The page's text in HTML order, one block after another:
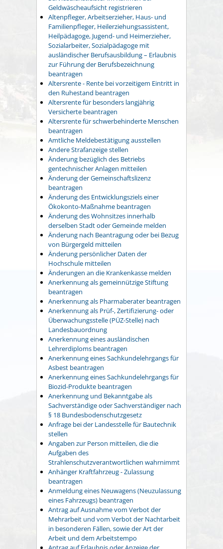
Geldwäscheaufsicht registrieren
Altenpfleger, Arbeitserzieher, Haus- und
Familienpfleger, Heilerziehungsassistent,
Heilpädagoge, Jugend- und Heimerzieher,
Sozialarbeiter, Sozialpädagoge mit
ausländischer Berufsausbildung – Erlaubnis
zur Führung der Berufsbezeichnung
beantragen
Altersrente - Rente bei vorzeitigem Eintritt in
den Ruhestand beantragen
Altersrente für besonders langjährig
Versicherte beantragen
Altersrente für schwerbehinderte Menschen
beantragen
Amtliche Meldebestätigung ausstellen
Andere Strafanzeige stellen
Änderung bezüglich des Betriebs
gentechnischer Anlagen mitteilen
Änderung der Gemeinschaftslizenz
beantragen
Änderung des Entwicklungsziels einer
Ökokonto-Maßnahme beantragen
Änderung des Wohnsitzes innerhalb
derselben Stadt oder Gemeinde melden
Änderung nach Beantragung oder bei Bezug
von Bürgergeld mitteilen
Änderung persönlicher Daten der
Hochschule mitteilen
Änderungen an die Krankenkasse melden
Anerkennung als gemeinnützige Stiftung
beantragen
Anerkennung als Pharmaberater beantragen
Anerkennung als Prüf-, Zertifizierung- oder
Überwachungsstelle (PÜZ-Stelle) nach
Landesbauordnung
Anerkennung eines ausländischen
Lehrerdiploms beantragen
Anerkennung eines Sachkundelehrgangs für
Asbest beantragen
Anerkennung eines Sachkundelehrgangs für
Biozid-Produkte beantragen
Anerkennung und Bekanntgabe als
Sachverständige oder Sachverständiger nach
§ 18 Bundesbodenschutzgesetz
Anfrage bei der Landesstelle für Bautechnik
stellen
Angaben zur Person mitteilen, die die
Aufgaben des
Strahlenschutzverantwortlichen wahrnimmt
Anhänger Kraftfahrzeug - Zulassung
beantragen
Anmeldung eines Neuwagens (Neuzulassung
eines Fahrzeugs) beantragen
Antrag auf Ausnahme vom Verbot der
Mehrarbeit und vom Verbot der Nachtarbeit
in besonderen Fällen, sowie der Art der
Arbeit und dem Arbeitstempo